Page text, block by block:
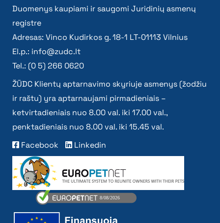
Duomenys kaupiami ir saugomi Juridinių asmenų
registre
Adresas: Vinco Kudirkos g. 18-1 LT-01113 Vilnius
El.p.: info@zudc.lt
Tel.: (0 5) 266 0620
ŽŪDC Klientų aptarnavimo skyriuje asmenys (žodžiu
ir raštu) yra aptarnaujami pirmadieniais –
ketvirtadieniais nuo 8.00 val. iki 17.00 val.,
penktadieniais nuo 8.00 val. iki 15.45 val.
Facebook
Linkedin